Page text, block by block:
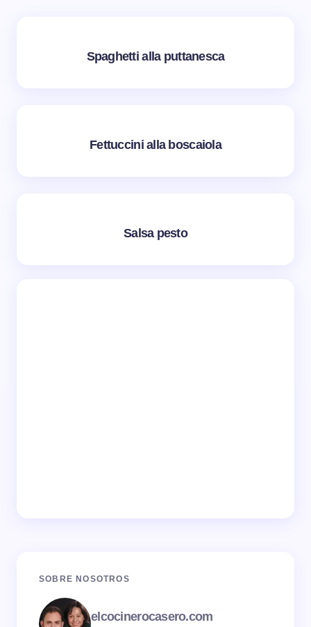
Spaghetti alla puttanesca
Fettuccini alla boscaiola
Salsa pesto
SOBRE NOSOTROS
elcocinerocasero.com